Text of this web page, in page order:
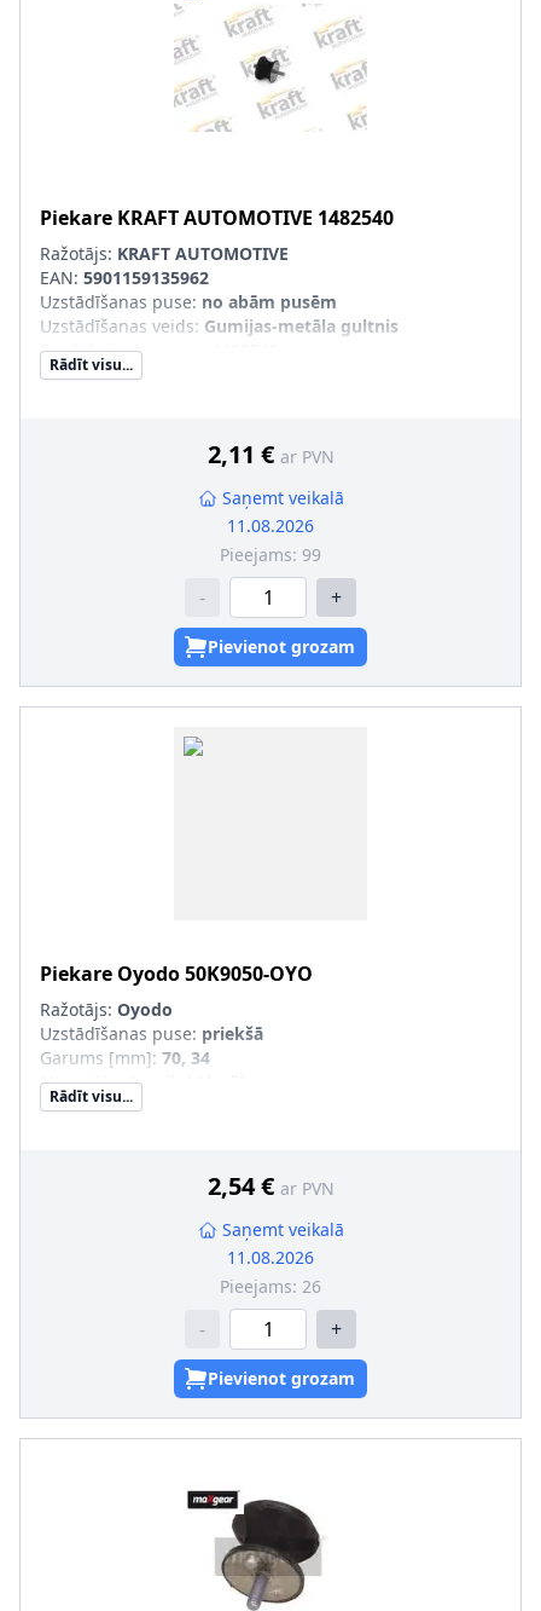
Piekare KRAFT AUTOMOTIVE 1482540
Ražotājs: KRAFT AUTOMOTIVE
EAN: 5901159135962
Uzstādīšanas puse: no abām pusēm
Uzstādīšanas veids: Gumijas-metāla gultnis
Produkcijas numurs
Rādīt visu...
2,11 € ar PVN
Saņemt veikalā
11.08.2026
Pieejams: 99
- +
Pievienot grozam
Piekare Oyodo50K9050-OYO
Ražotājs: Oyodo
Uzstādīšanas puse: priekšā
Garums [mm]: 70, 34
Materiāls:Gumija/ Metāls
Ārējais diametrs [mm]
Rādīt visu...
2,54 € ar PVN
Saņemt veikalā
11.08.2026
Pieejams: 26
- +
Pievienot grozam